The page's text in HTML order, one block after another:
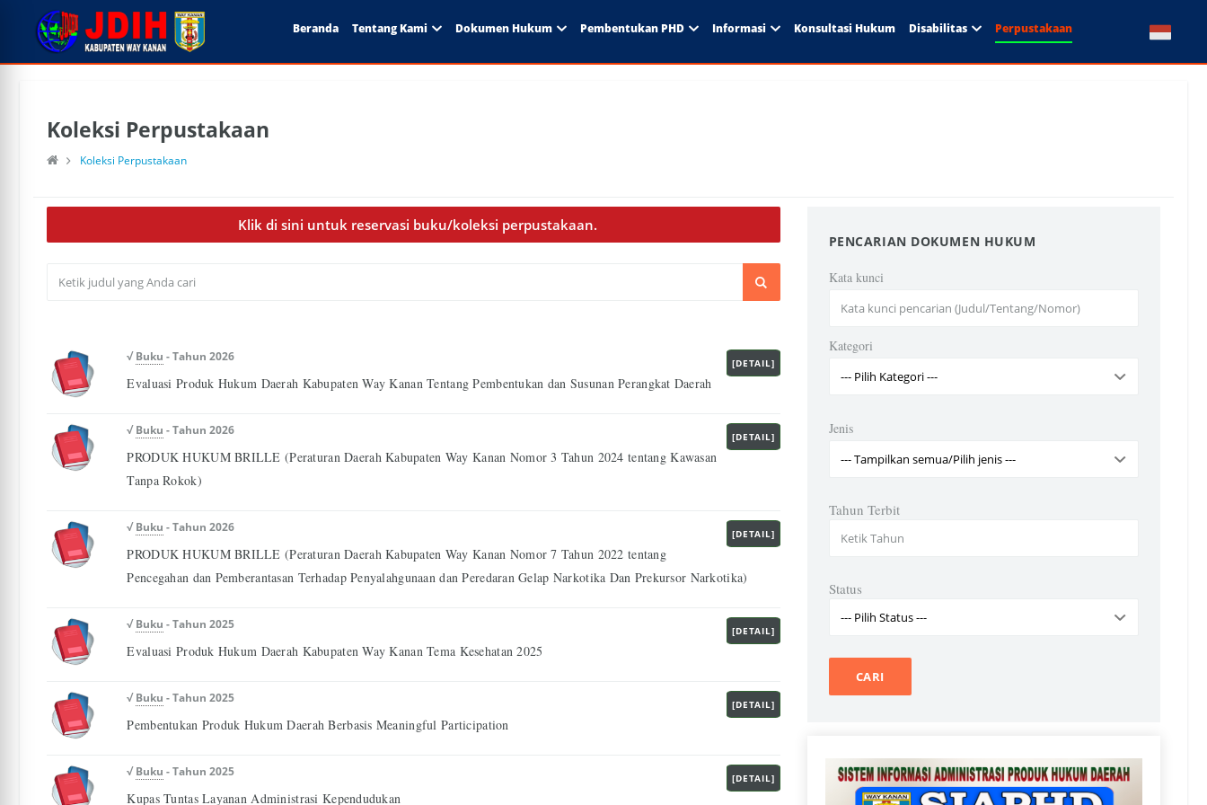
Beranda Tentang Kami Dokumen Hukum Pembentukan PHD Informasi Konsultasi Hukum Disabilitas Perpustakaan
Koleksi Perpustakaan
Koleksi Perpustakaan
Klik di sini untuk reservasi buku/koleksi perpustakaan.
[DETAIL]
√Buku - Tahun 2026
Evaluasi Produk Hukum Daerah Kabupaten Way Kanan Tentang Pembentukan dan Susunan Perangkat Daerah
[DETAIL]
√Buku - Tahun 2026
PRODUK HUKUM BRILLE (Peraturan Daerah Kabupaten Way Kanan Nomor 3 Tahun 2024 tentang Kawasan
Tanpa Rokok)
[DETAIL]
√Buku - Tahun 2026
PRODUK HUKUM BRILLE (Peraturan Daerah Kabupaten Way Kanan Nomor 7 Tahun 2022 tentang
Pencegahan dan Pemberantasan Terhadap Penyalahgunaan dan Peredaran Gelap Narkotika Dan Prekursor Narkotika)
[DETAIL]
√Buku - Tahun 2025
Evaluasi Produk Hukum Daerah Kabupaten Way Kanan Tema Kesehatan 2025
[DETAIL]
√Buku - Tahun 2025
Pembentukan Produk Hukum Daerah Berbasis Meaningful Participation
[DETAIL]
√Buku - Tahun 2025
Kupas Tuntas Layanan Administrasi Kependudukan
PENCARIAN DOKUMEN HUKUM
Kata kunci
Kategori
Jenis
Tahun Terbit
Status